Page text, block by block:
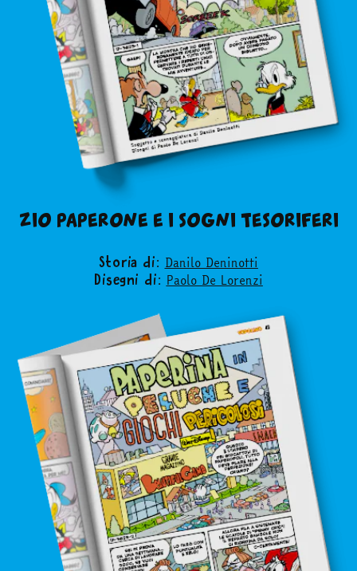
in edicola
mondo fumetto
news & eventi
Cerca
abbonati
acquista
Facebook
Instagram
Twitter
ZIO PAPERONE E I SOGNI TESORIFERI
Storia di: Danilo Deninotti
Disegni di: Paolo De Lorenzi